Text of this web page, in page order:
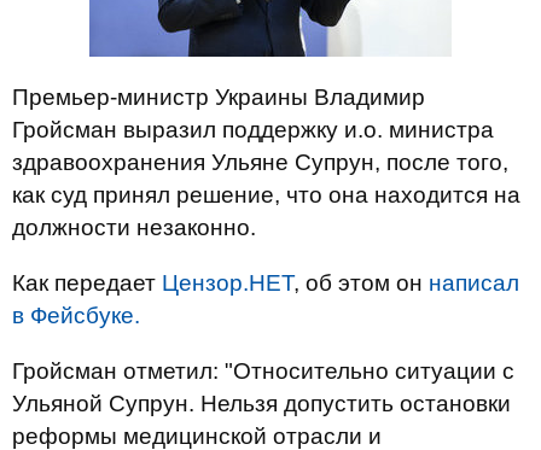
Премьер-министр Украины Владимир
Гройсман выразил поддержку и.о. министра
здравоохранения Ульяне Супрун, после того,
как суд принял решение, что она находится на
должности незаконно.
Как передает Цензор.НЕТ, об этом он написал
в Фейсбуке.
Гройсман отметил: "Относительно ситуации с
Ульяной Супрун. Нельзя допустить остановки
реформы медицинской отрасли и